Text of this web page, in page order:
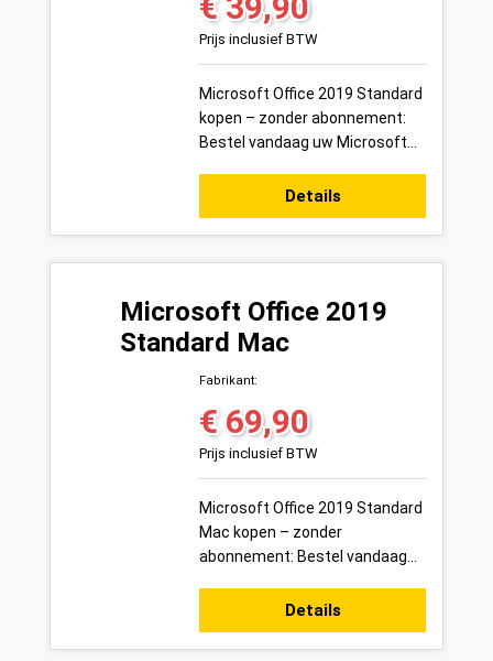
Normale prijs:
Prijs inclusief BTW
Microsoft Office 2019 Standard
kopen – zonder abonnement:
Bestel vandaag uw Microsoft
productsleutel voor 1 pc veilig
online bij ...
Details
Microsoft Office 2019
Standard Mac
Fabrikant:
Normale prijs:
€ 69,90
Prijs inclusief BTW
Microsoft Office 2019 Standard
Mac kopen – zonder
abonnement: Bestel vandaag
Standard Mac productsleutel
voor 1 pc veilig onl...
Details